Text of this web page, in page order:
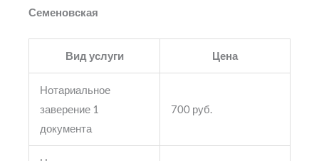
Семеновская
Вид услуги Цена
Нотариальное
заверение 1
документа
700 руб.